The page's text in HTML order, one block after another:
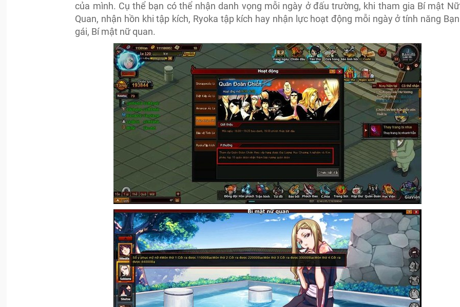
của mình. Cụ thể bạn có thể nhận danh vọng mỗi ngày ở đấu trường, khi tham gia Bí mật Nữ
Quan, nhận hồn khi tập kích, Ryoka tập kích hay nhận lực hoạt động mỗi ngày ở tính năng Bạn
gái, Bí mật nữ quan.